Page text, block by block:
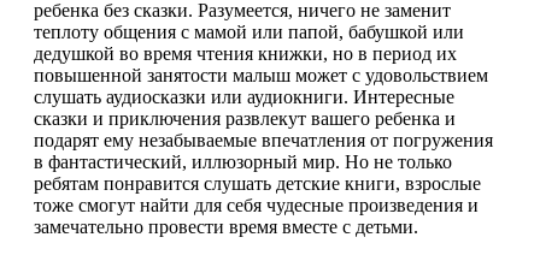
ребенка без сказки. Разумеется, ничего не заменит
теплоту общения с мамой или папой, бабушкой или
дедушкой во время чтения книжки, но в период их
повышенной занятости малыш может с удовольствием
слушать аудиосказки или аудиокниги. Интересные
сказки и приключения развлекут вашего ребенка и
подарят ему незабываемые впечатления от погружения
в фантастический, иллюзорный мир. Но не только
ребятам понравится слушать детские книги, взрослые
тоже смогут найти для себя чудесные произведения и
замечательно провести время вместе с детьми.